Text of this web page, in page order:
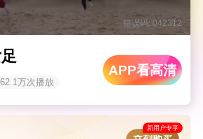
错误码: 042312
万次播放
APP看高清
新用户专享